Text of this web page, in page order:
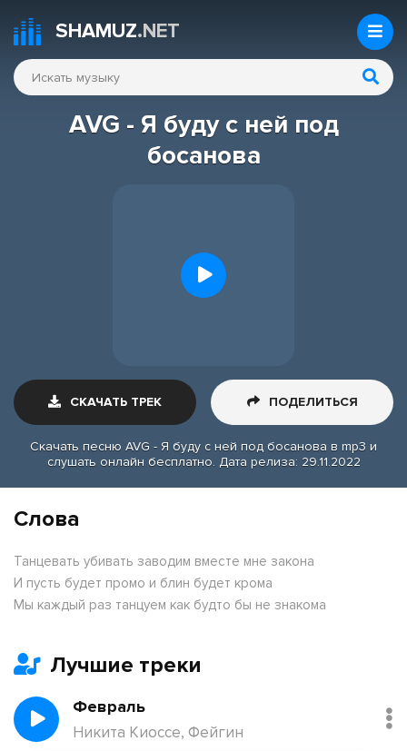
SHAMUZ.NET
AVG - Я буду с ней под
босанова
СКАЧАТЬ ТРЕК ПОДЕЛИТЬСЯ
Скачать песню AVG - Я буду с ней под босанова в mp3 и
слушать онлайн бесплатно. Дата релиза: 29.11.2022
Слова
Танцевать убивать заводим вместе мне закона
И пусть будет промо и блин будет крома
Мы каждый раз танцуем как будто бы не знакома
Лучшие треки
Февраль
Никита Киоссе, Фейгин